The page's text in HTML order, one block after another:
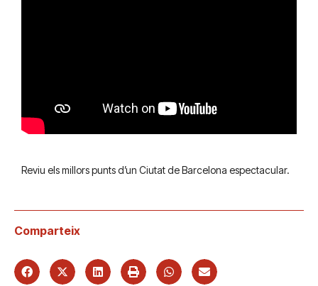
Reviu els millors punts d’un Ciutat de Barcelona espectacular.
Comparteix